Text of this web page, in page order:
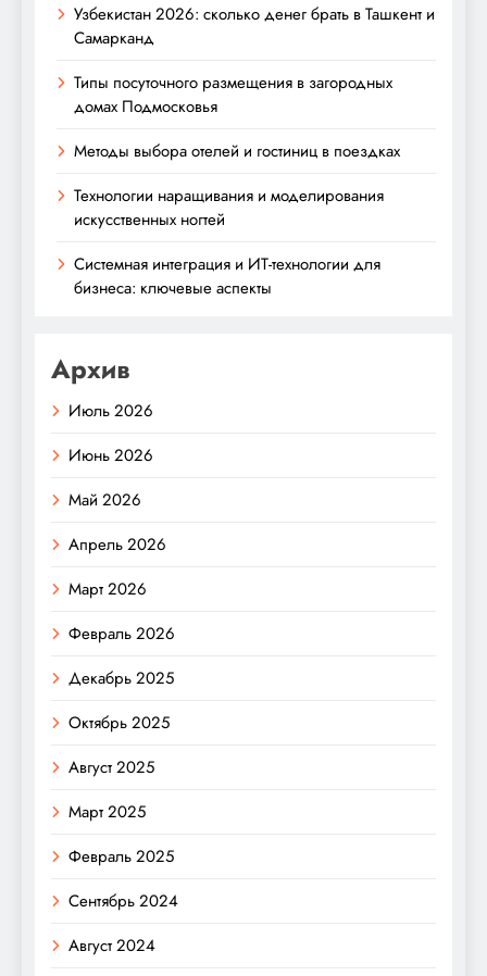
Узбекистан 2026: сколько денег брать в Ташкент и
Самарканд
Типы посуточного размещения в загородных
домах Подмосковья
Методы выбора отелей и гостиниц в поездках
Технологии наращивания и моделирования
искусственных ногтей
Системная интеграция и ИТ-технологии для
бизнеса: ключевые аспекты
Архив
Июль 2026
Июнь 2026
Май 2026
Апрель 2026
Март 2026
Февраль 2026
Декабрь 2025
Октябрь 2025
Август 2025
Март 2025
Февраль 2025
Сентябрь 2024
Август 2024